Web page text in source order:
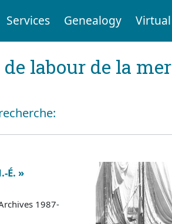
Services Genealogy Virtual
labour de la mer
É. »
1987-